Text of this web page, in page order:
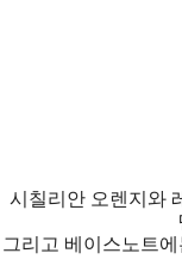
시칠리안 오렌지와
그리고 베이스노트